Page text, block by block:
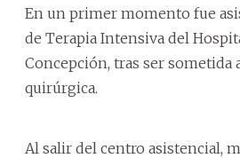
En un primer momento fue
de Terapia Intensiva del
Concepción, tras ser sometida
quirúrgica.
Al salir del centro asistencial,